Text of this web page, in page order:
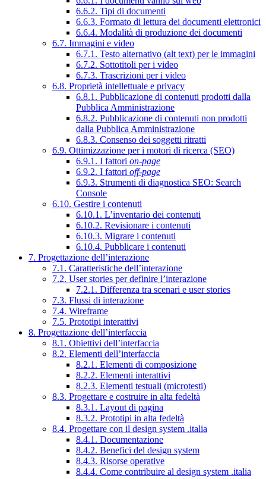
6.6.2. Tipi di documenti
6.6.3. Formato di lettura dei documenti elettronici
6.6.4. Modalità di produzione dei documenti
6.7. Immagini e video
6.7.1. Testo alternativo (alt text) per le immagini
6.7.2. Sottotitoli per i video
6.7.3. Trascrizioni per i video
6.8. Proprietà intellettuale e privacy
6.8.1. Pubblicazione di contenuti prodotti dalla
Pubblica Amministrazione
6.8.2. Pubblicazione di contenuti non prodotti
dalla Pubblica Amministrazione
6.8.3. Consenso dei soggetti ritratti
6.9. Ottimizzazione per i motori di ricerca (SEO)
6.9.1. I fattori on-page
6.9.2. I fattori off-page
6.9.3. Strumenti di diagnostica SEO: Search
Console
6.10. Gestire i contenuti
6.10.1. L’inventario dei contenuti
6.10.2. Revisionare i contenuti
6.10.3. Migrare i contenuti
6.10.4. Pubblicare i contenuti
7. Progettazione dell’interazione
7.1. Caratteristiche dell’interazione
7.2. User stories per definire l’interazione
7.2.1. Differenza tra scenari e user stories
7.3. Flussi di interazione
7.4. Wireframe
7.5. Prototipi interattivi
8. Progettazione dell’interfaccia
8.1. Obiettivi dell’interfaccia
8.2. Elementi dell’interfaccia
8.2.1. Elementi di composizione
8.2.2. Elementi interattivi
8.2.3. Elementi testuali (microtesti)
8.3. Progettare e costruire in alta fedeltà
8.3.1. Layout di pagina
8.3.2. Prototipi in alta fedeltà
8.4. Progettare con il design system .italia
8.4.1. Documentazione
8.4.2. Benefici del design system
8.4.3. Risorse operative
8.4.4. Come contribuire al design system .italia